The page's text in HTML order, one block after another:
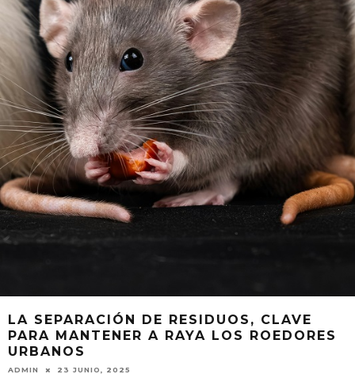
LA SEPARACIÓN DE RESIDUOS, CLAVE
PARA MANTENER A RAYA LOS ROEDORES
URBANOS
ADMIN 23 JUNIO, 2025